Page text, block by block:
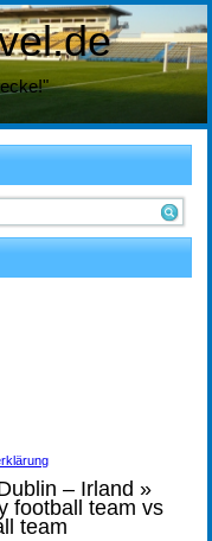
– Irland »
football team vs
team